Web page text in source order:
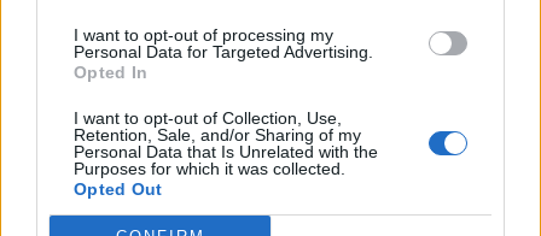
I want to opt-out of processing my
Personal Data for Targeted Advertising.
Opted In
I want to opt-out of Collection, Use,
Retention, Sale, and/or Sharing of my
Personal Data that Is Unrelated with the
Purposes for which it was collected.
Opted Out
Νεάπολη: Εμπορικό παζάρι στην παραλία,
πραγματική ευκαιρία!
05/08/2026 08:33